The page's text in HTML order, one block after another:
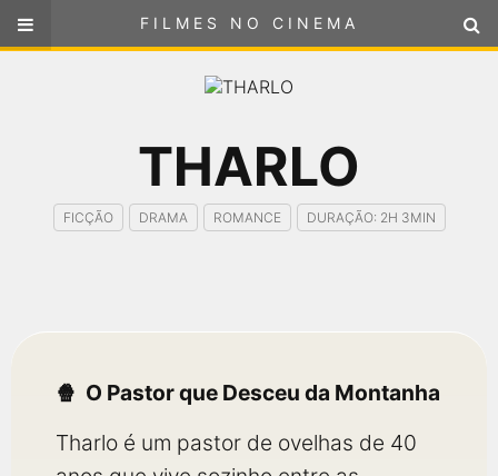
FILMES NO CINEMA
selecione sua localização
THARLO
FICÇÃO DRAMA ROMANCE DURAÇÃO: 2H 3MIN
O Pastor que Desceu da Montanha
Tharlo é um pastor de ovelhas de 40
FILMES NO CINEMA
SELECIONE SUA LOCALIZAÇÃO
FILMES EM CARTAZ
PRÓXIMOS LANÇAMENTOS
PÁGINA INICIAL
FilmesNoCinema.com.br é o maior localizador de filmes e
sessões de cinema no Brasil. Através dele, você pode